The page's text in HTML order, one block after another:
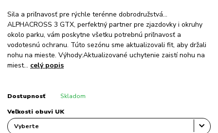
Sila a priľnavosť pre rýchle terénne dobrodružstvá...
ALPHACROSS 3 GTX, perfektný partner pre zjazdovky i okruhy
okolo parku, vám poskytne všetku potrebnú priľnavosť a
vodotesnú ochranu. Túto sezónu sme aktualizovali fit, aby držali
nohu na mieste. Výhody:Aktualizované uchytenie zaistí nohu na
miest... celý popis
Dostupnosť Skladom
Veľkosti obuvi UK